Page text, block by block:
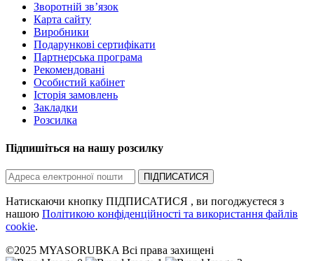
Зворотній зв’язок
Карта сайту
Виробники
Подарункові сертифікати
Партнерська програма
Рекомендовані
Особистий кабінет
Історія замовлень
Закладки
Розсилка
Підпишіться на нашу розсилку
ПІДПИСАТИСЯ
Натискаючи кнопку ПІДПИСАТИСЯ , ви погоджуєтеся з
нашою Політикою конфіденційності та використання файлів
cookie.
©2025 MYASORUBKA Всі права захищені